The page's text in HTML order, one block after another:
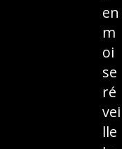
en
m
oi
se
ré
vei
lle